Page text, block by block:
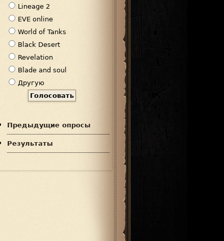
а
р
и
а
н
т
ы
Lineage 2
EVE online
World of Tanks
Black Desert
Revelation
Blade and soul
Другую
Предыдущие опросы
Результаты